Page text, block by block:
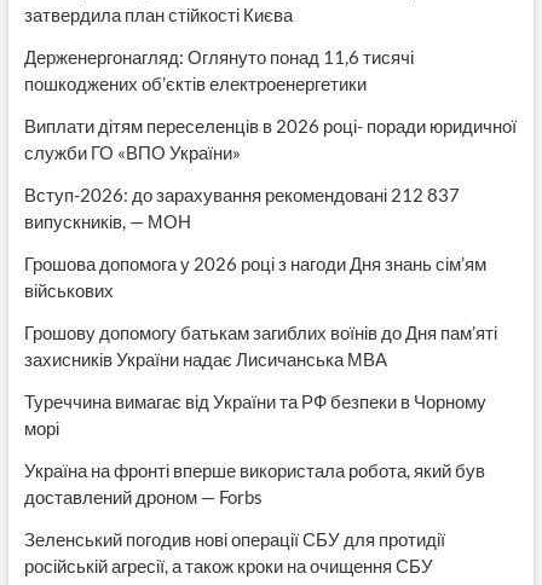
затвердила план стійкості Києва
Держенергонагляд: Оглянуто понад 11,6 тисячі
пошкоджених об’єктів електроенергетики
Виплати дітям переселенців в 2026 році- поради юридичної
служби ГО «ВПО України»
Вступ-2026: до зарахування рекомендовані 212 837
випускників, — МОН
Грошова допомога у 2026 році з нагоди Дня знань сім’ям
військових
Грошову допомогу батькам загиблих воїнів до Дня пам’яті
захисників України надає Лисичанська МВА
Туреччина вимагає від України та РФ безпеки в Чорному
морі
Україна на фронті вперше використала робота, який був
доставлений дроном — Forbs
Зеленський погодив нові операції СБУ для протидії
російській агресії, а також кроки на очищення СБУ